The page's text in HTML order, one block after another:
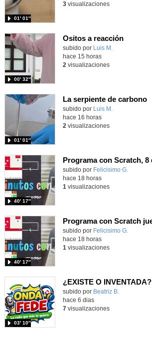
01′ 01″
3visualizaciones
Ositos a reacción
Contenido educativo.
subido por Luis M.
00′ 32″
hace 15 horas
2 visualizaciones
La serpiente de carbono
Contenido educativo.
subido por Luis M.
01′ 01″
hace 16 horas
2 visualizaciones
Contenido educativo.
subido por Felicisimo G.
40′ 17″
hace 18 horas
1 visualizaciones
Contenido educativo.
subido por Felicisimo G.
40′ 17″
hace 18 horas
1 visualizaciones
¿EXISTE O INVENTADA?
Contenido educativo.
subido por Beatriz B.
03′ 10″
hace 6 dias
7visualizaciones